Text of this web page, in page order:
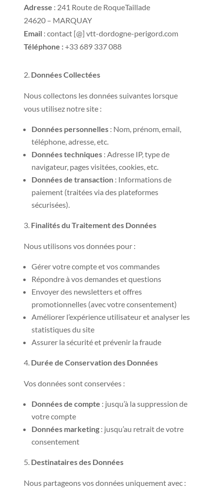
Adresse : 241 Route de RoqueTaillade
24620 – MARQUAY
Email :contact [@] vtt-dordogne-perigord.com
Téléphone :+33 689 337 088
Données Collectées
Nous collectons les données suivantes lorsque
vous utilisez notre site :
Données personnelles : Nom, prénom, email,
téléphone, adresse, etc.
Données techniques : Adresse IP, type de
navigateur, pages visitées, cookies, etc.
Données de transaction : Informations de
paiement (traitées via des plateformes
sécurisées).
Finalités du Traitement des Données
Nous utilisons vos données pour :
Gérer votre compte et vos commandes
Répondre à vos demandes et questions
Envoyer des newsletters et offres
promotionnelles (avec votre consentement)
Améliorer l’expérience utilisateur et analyser les
statistiques du site
Assurer la sécurité et prévenir la fraude
Durée de Conservation des Données
Vos données sont conservées :
Données de compte : jusqu’à la suppression de
votre compte
Données marketing : jusqu’au retrait de votre
consentement
Destinataires des Données
Nous partageons vos données uniquement avec :